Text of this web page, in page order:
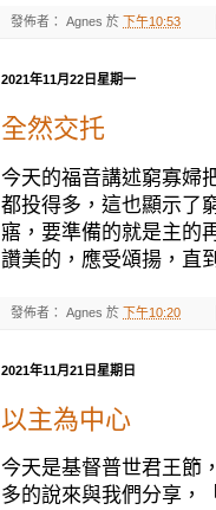
發佈者： Agnes 於 下午10:53
2021年11月22日星期一
全然交托
今天的福音講述窮寡婦
都投得多，這也顯示了
寤，要準備的就是主的
讚美的，應受頌揚，直
發佈者： Agnes 於 下午10:20
2021年11月21日星期日
以主為中心
今天是基督普世君王節
多的說來與我們分享，